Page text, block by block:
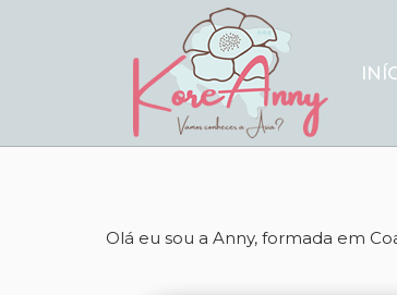
Olá eu sou a Anny, formada em